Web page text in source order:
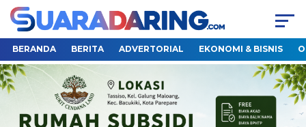
BERANDA BERITA ADVERTORIAL EKONOMI & BISNIS